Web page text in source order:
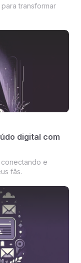
transformar
digital com
conectando e
fãs.